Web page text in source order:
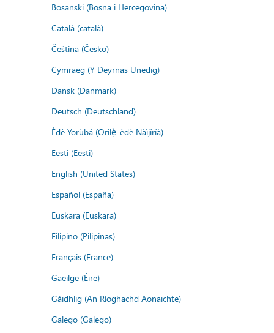
Bosanski (Bosna i Hercegovina)
Català (català)
Čeština (Česko)
Cymraeg (Y Deyrnas Unedig)
Dansk (Danmark)
Deutsch (Deutschland)
Èdè Yorùbá (Orilẹ̀-èdè Nàìjíríà)
Eesti (Eesti)
English (United States)
Español (España)
Euskara (Euskara)
Filipino (Pilipinas)
Français (France)
Gaeilge (Éire)
Gàidhlig (An Rìoghachd Aonaichte)
Galego (Galego)